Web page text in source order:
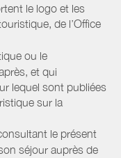
le logo et les
de l’Office
ou le
et qui
lequel sont publiées
sur la
le présent
séjour auprès de